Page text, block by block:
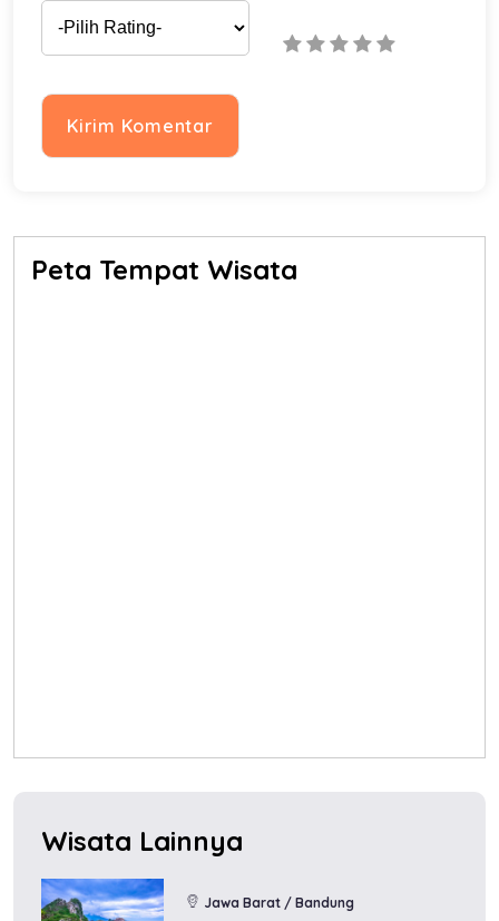
Peta Tempat Wisata
Wisata Lainnya
Jawa Barat / Bandung